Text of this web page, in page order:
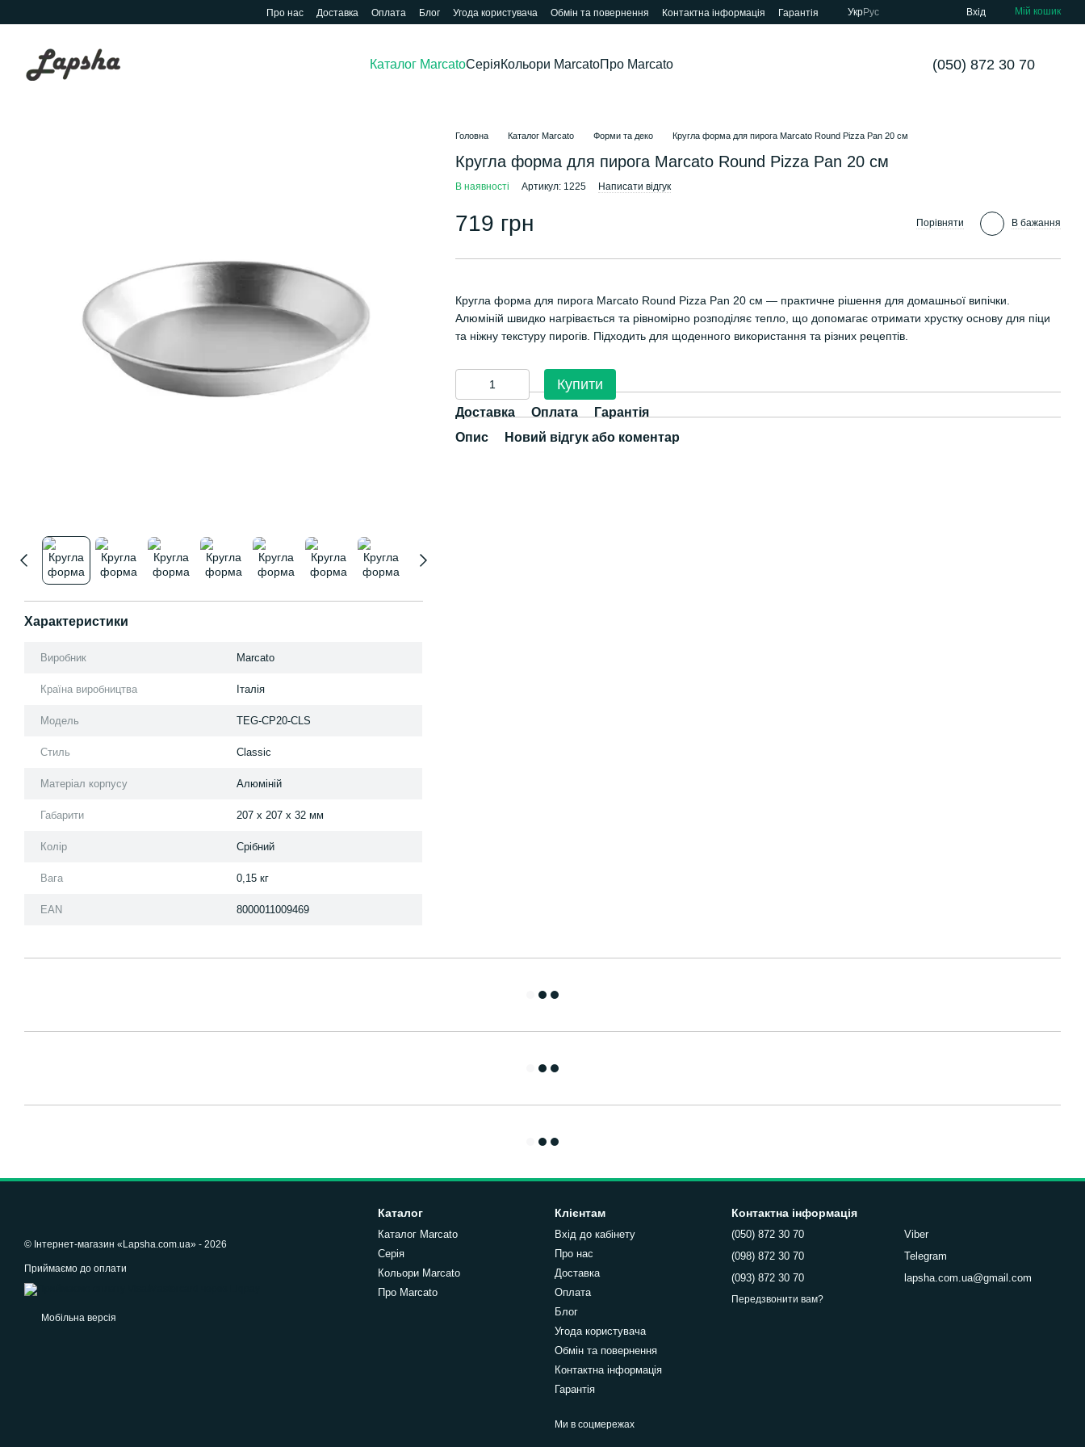
Про нас Доставка Оплата Блог Угода користувача Обмін та повернення Контактна інформація Гарантія УкрРус Вхід Мій кошик
Каталог MarcatoСеріяКольори MarcatoПро Marcato (050) 872 30 70
Характеристики
Виробник Marcato
Країна виробництва Італія
Модель TEG-CP20-CLS
Стиль Classic
Матеріал корпусу Алюміній
Габарити 207 x 207 x 32 мм
Колір Срібний
Вага 0,15 кг
EAN 8000011009469
Головна Каталог Marcato Форми та деко Кругла форма для пирога Marcato Round Pizza Pan 20 см
Кругла форма для пирога Marcato Round Pizza Pan 20 см
В наявності Артикул: 1225 Написати відгук
719 грн Порівняти В бажання
Кругла форма для пирога Marcato Round Pizza Pan 20 см — практичне рішення для домашньої випічки.
Алюміній швидко нагрівається та рівномірно розподіляє тепло, що допомагає отримати хрустку основу для піци
та ніжну текстуру пирогів. Підходить для щоденного використання та різних рецептів.
Купити
Доставка Оплата
Гарантія
Опис
Новий відгук або коментар
© Інтернет-магазин «Lapsha.com.ua» - 2026
Приймаємо до оплати
Мобільна версія
Каталог
Каталог Marcato
Серія
Кольори Marcato
Про Marcato
Клієнтам
Вхід до кабінету
Про нас
Доставка
Оплата
Блог
Угода користувача
Обмін та повернення
Контактна інформація
Гарантія
Ми в соцмережах
Контактна інформація
(050) 872 30 70
(098) 872 30 70
(093) 872 30 70
Передзвонити вам?
Viber
Telegram
lapsha.com.ua@gmail.com